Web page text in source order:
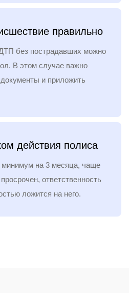
правильно
без пострадавших можно
В этом случае важно
и приложить
действия полиса
на 3 месяца, чаще
ответственность
ложится на него.